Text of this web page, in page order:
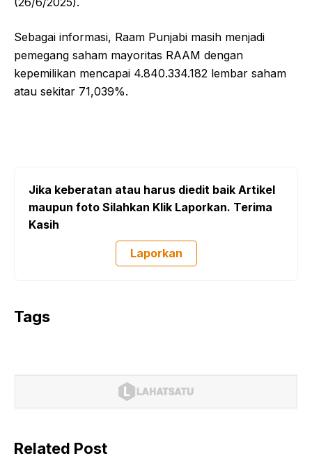
Sebagai informasi, Raam Punjabi masih menjadi
pemegang saham mayoritas RAAM dengan
kepemilikan mencapai 4.840.334.182 lembar saham
atau sekitar 71,039%.
Jika keberatan atau harus diedit baik Artikel
maupun foto Silahkan Klik Laporkan. Terima
Kasih
Laporkan
Tags
Related Post